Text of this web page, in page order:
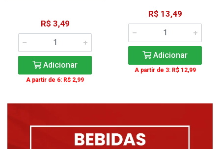
R$ 3,49
Adicionar
A partir de 6: R$ 2,99
R$ 13,49
Adicionar
A partir de 3: R$ 12,99